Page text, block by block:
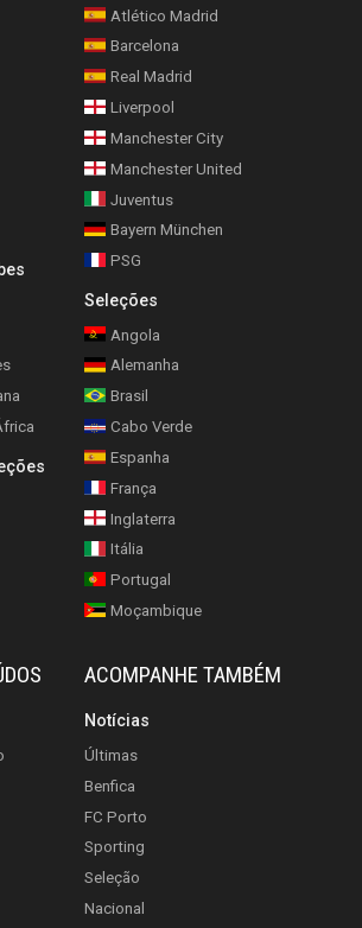
Atlético Madrid
Barcelona
Real Madrid
Liverpool
Manchester City
Manchester United
Juventus
Bayern München
PSG
Seleções
Angola
Alemanha
Brasil
Cabo Verde
Espanha
França
Inglaterra
Itália
Portugal
Moçambique
ACOMPANHE TAMBÉM
Notícias
Últimas
Benfica
FC Porto
Sporting
Seleção
Nacional